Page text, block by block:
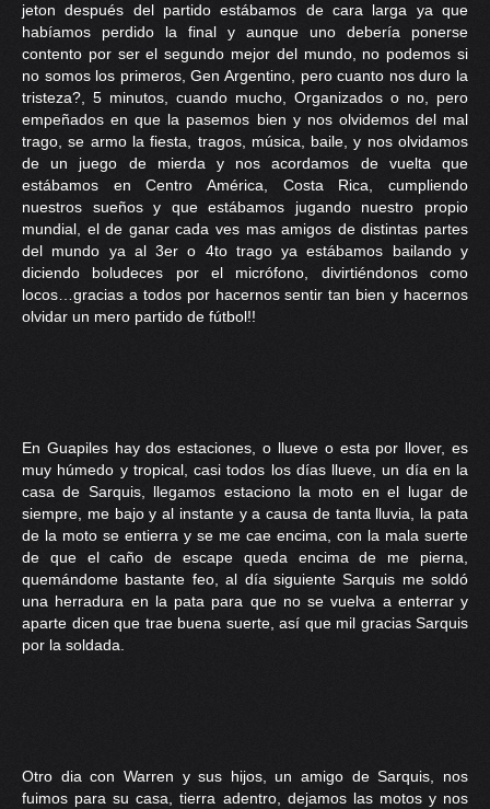
jeton después del partido estábamos de cara larga ya que
habíamos perdido la final y aunque uno debería ponerse
contento por ser el segundo mejor del mundo, no podemos si
no somos los primeros, Gen Argentino, pero cuanto nos duro la
tristeza?, 5 minutos, cuando mucho, Organizados o no, pero
empeñados en que la pasemos bien y nos olvidemos del mal
trago, se armo la fiesta, tragos, música, baile, y nos olvidamos
de un juego de mierda y nos acordamos de vuelta que
estábamos en Centro América, Costa Rica, cumpliendo
nuestros sueños y que estábamos jugando nuestro propio
mundial, el de ganar cada ves mas amigos de distintas partes
del mundo ya al 3er o 4to trago ya estábamos bailando y
diciendo boludeces por el micrófono, divirtiéndonos como
locos…gracias a todos por hacernos sentir tan bien y hacernos
olvidar un mero partido de fútbol!!
En Guapiles hay dos estaciones, o llueve o esta por llover, es
muy húmedo y tropical, casi todos los días llueve, un día en la
casa de Sarquis, llegamos estaciono la moto en el lugar de
siempre, me bajo y al instante y a causa de tanta lluvia, la pata
de la moto se entierra y se me cae encima, con la mala suerte
de que el caño de escape queda encima de me pierna,
quemándome bastante feo, al día siguiente Sarquis me soldó
una herradura en la pata para que no se vuelva a enterrar y
aparte dicen que trae buena suerte, así que mil gracias Sarquis
por la soldada.
Otro dia con Warren y sus hijos, un amigo de Sarquis, nos
fuimos para su casa, tierra adentro, dejamos las motos y nos